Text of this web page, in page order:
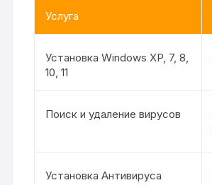
Услуга
Установка Windows XP, 7, 8,
10, 11
Поиск и удаление вирусов
Установка Антивируса